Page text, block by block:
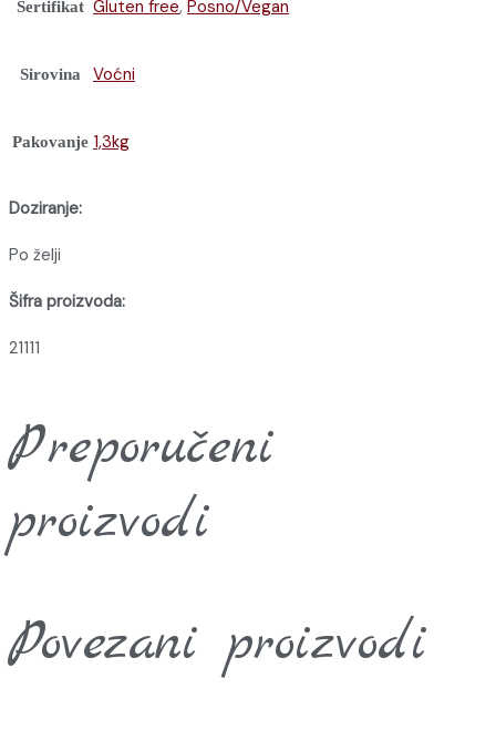
Sertifikat Gluten free, Posno/Vegan
Sirovina Voćni
Pakovanje 1,3kg
Doziranje:
Po želji
Šifra proizvoda:
21111
Preporučeni
proizvodi
Povezani proizvodi